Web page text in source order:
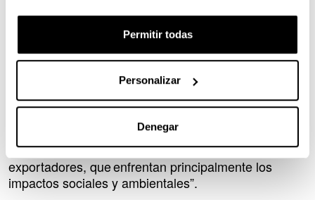
Permitir todas
Personalizar
Denegar
medición de las injusticias eléctricas globales, para
poder avanzar hacia una transición energética más
justa y sostenible a nivel global e impulsar políticas
adecuadas. Sería apropiado reconocer que existe un
pago desigual por los recursos naturales
consumidos en otros países. Los países
economías se benefician del comercio internacional
a expensas de otros países principalmente
exportadores, que enfrentan principalmente los
impactos sociales y ambientales”.